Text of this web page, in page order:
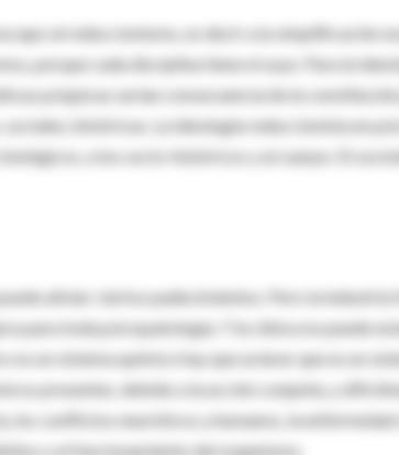
al reduccionismo, es decir a la simplificación
porque cada disciplina tiene el suyo. Para la
psíquicas serían consecuencia de la constitución
históricas. La ideología reduccionista en
a los socio-históricos y al cuerpo. El
aliviar ciertos padecimientos. Pero la industria
para toda psicopatología. Y la clínica no puede
es un sistema químico hay que aclarar que es un
presentes, debido a la acción conjunta, y
los conflictos neuróticos y humanos, la
y el funcionamiento del organismo.